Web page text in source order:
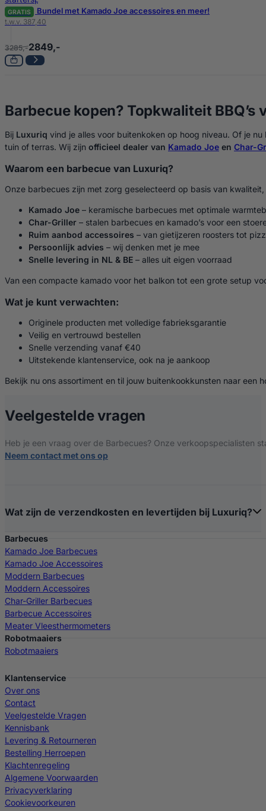
GRATIS Bundel met Kamado Joe accessoires en meer!
t.w.v. 387,40
3285,-2849,-
Barbecue kopen? Topkwaliteit BBQ’s
Bij Luxuriq vind je alles voor buitenkoken op hoog niveau. Of je
tuin of terras. Wij zijn officieel dealer van Kamado Joe en Char-
Waarom een barbecue van Luxuriq?
Onze barbecues zijn met zorg geselecteerd op basis van
Kamado Joe – keramische barbecues met optimale
Char-Griller – stalen barbecues en kamado’s voor een
Ruim aanbod accessoires – van gietijzeren roosters tot
Persoonlijk advies – wij denken met je mee
Snelle levering in NL & BE – alles uit eigen voorraad
Van een compacte kamado voor het balkon tot een grote setup
Wat je kunt verwachten:
Originele producten met volledige fabrieksgarantie
Veilig en vertrouwd bestellen
Snelle verzending vanaf €40
Uitstekende klantenservice, ook na je aankoop
Bekijk nu ons assortiment en til jouw buitenkookkunsten naar een
Veelgestelde vragen
Heb je een vraag over de Barbecues? Onze verkoopspecialisten
Neem contact met ons op
Wat zijn de verzendkosten en levertijden bij Luxuriq?
Barbecues
Kamado Joe Barbecues
Kamado Joe Accessoires
Moddern Barbecues
Moddern Accessoires
Char-Griller Barbecues
Barbecue Accessoires
Meater Vleesthermometers
Robotmaaiers
Robotmaaiers
Klantenservice
Over ons
Contact
Veelgestelde Vragen
Kennisbank
Levering & Retourneren
Bestelling Herroepen
Klachtenregeling
Algemene Voorwaarden
Privacyverklaring
Cookievoorkeuren